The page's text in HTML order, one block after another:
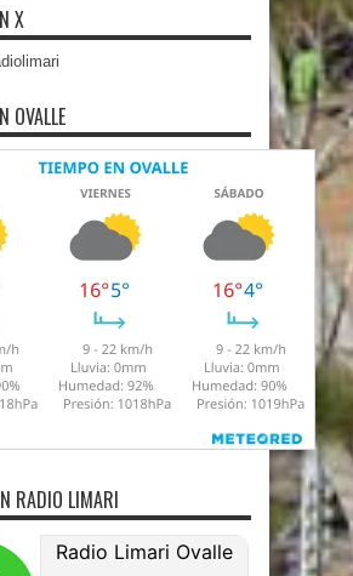
X
OVALLE
RADIO LIMARI